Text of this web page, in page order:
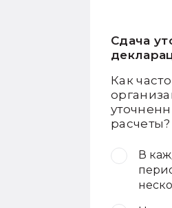
Сдача
Как
расчеты?
В